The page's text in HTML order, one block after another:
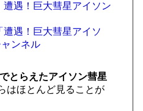
遭遇！巨大彗星アイソン
遇！巨大彗星アイソ
ンネル
とらえたアイソン彗星
はほとんど見ることが